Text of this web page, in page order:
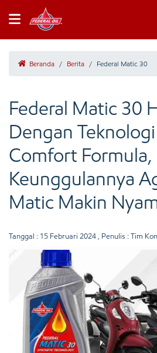
Beranda / Berita / Federal Matic 30
Federal Matic 30
Dengan
Comfort Formula,
Keunggulannya
Matic Makin
Tanggal : 15 Februari 2024 , Penulis : Tim